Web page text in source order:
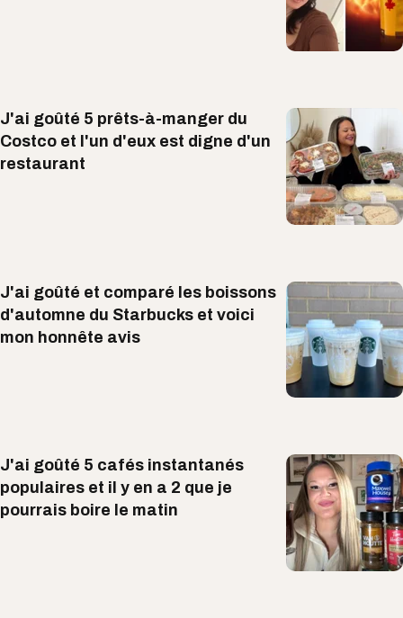
J'ai goûté 5 prêts-à-manger du
Costco et l'un d'eux est digne d'un
restaurant
J'ai goûté et comparé les boissons
d'automne du Starbucks et voici
mon honnête avis
J'ai goûté 5 cafés instantanés
populaires et il y en a 2 que je
pourrais boire le matin